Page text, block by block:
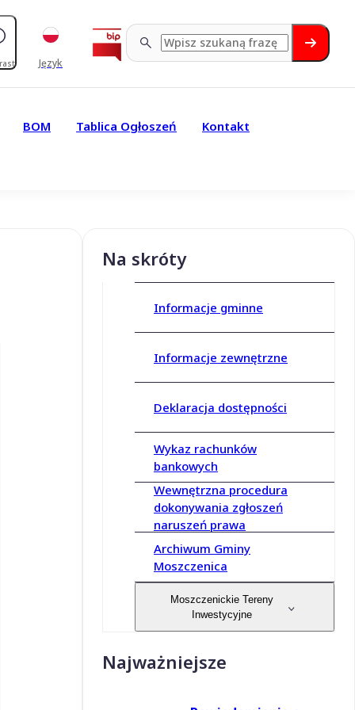
Język
BOM Tablica Ogłoszeń Kontakt
Na skróty
Informacje gminne
Informacje zewnętrzne
Deklaracja dostępności
Wykaz rachunków
bankowych
Wewnętrzna procedura
dokonywania zgłoszeń
naruszeń prawa
Archiwum Gminy
Moszczenica
Moszczenickie Tereny
Inwestycyjne
Najważniejsze